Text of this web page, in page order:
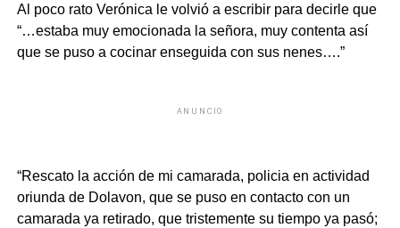
Al poco rato Verónica le volvió a escribir para decirle que
“…estaba muy emocionada la señora, muy contenta así
que se puso a cocinar enseguida con sus nenes….”
ANUNCIO
“Rescato la acción de mi camarada, policia en actividad
oriunda de Dolavon, que se puso en contacto con un
camarada ya retirado, que tristemente su tiempo ya pasó;